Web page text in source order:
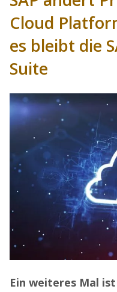
Cloud
es bleibt die
Suite
Ein weiteres Mal